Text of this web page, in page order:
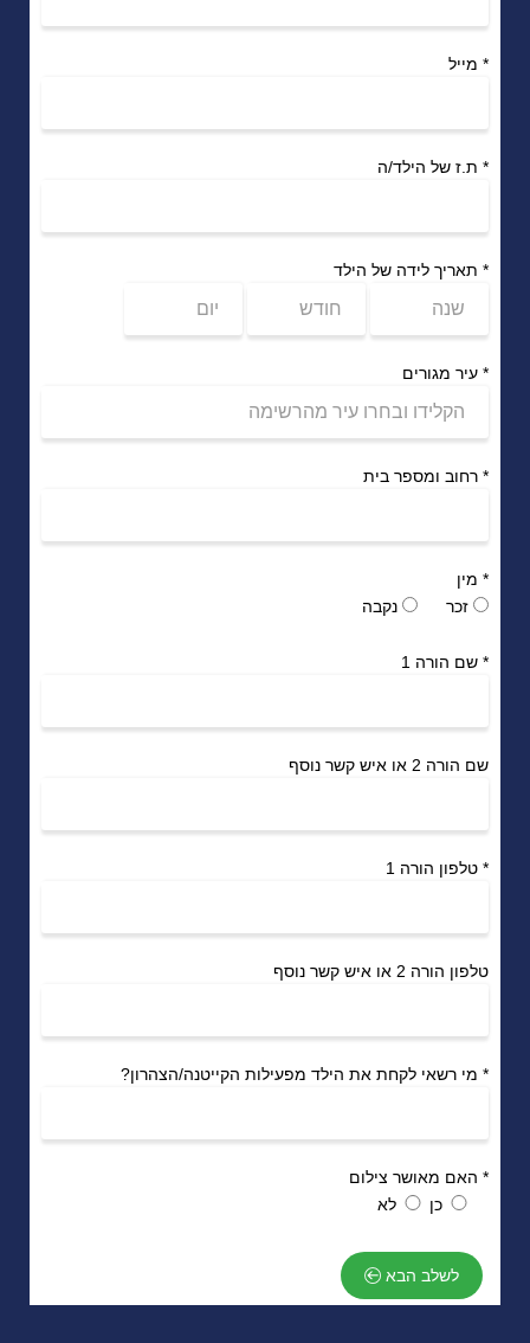
* מייל
* ת.ז של הילד/ה
* תאריך לידה של הילד
* עיר מגורים
* רחוב ומספר בית
* מין
זכר
נקבה
* שם הורה 1
שם הורה 2 או איש קשר נוסף
* טלפון הורה 1
טלפון הורה 2 או איש קשר נוסף
* מי רשאי לקחת את הילד מפעילות הקייטנה/הצהרון?
* האם מאושר צילום
כן
לא
לשלב הבא